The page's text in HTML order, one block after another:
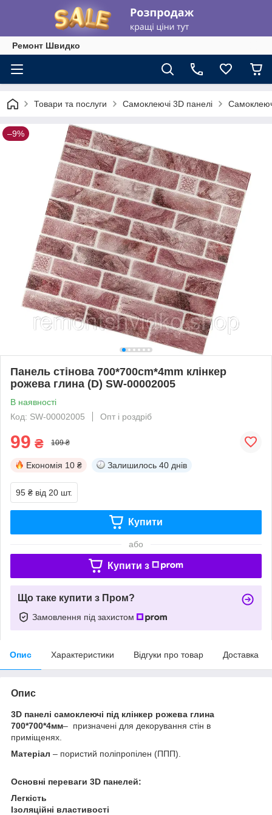
Ремонт Швидко
Товари та послуги Самоклеючі 3D панелі
–9%
Панель стінова 700*700cm*4mm клінкер
рожева глина (D) SW-00002005
В наявності
Код: SW-00002005
Опт і роздріб
99 ₴ 109 ₴
Економія 10 ₴ Залишилось 40 днів
95 ₴ від 20 шт.
Купити
або
Купити з
Що таке купити з Пром?
Замовлення під захистом
Опис Характеристики Відгуки про товар Доставка
Опис
3D панелі самоклеючі під клінкер рожева глина
700*700*4мм– призначені для декорування стін в
приміщенях.
Матеріал – пористий поліпропілен (ППП).
Основні переваги 3D панелей:
Легкість
Ізоляційні властивості